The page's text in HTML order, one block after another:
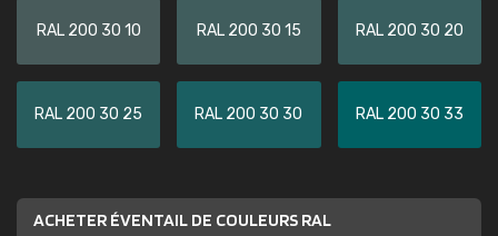
RAL 200 30 10 RAL 200 30 15 RAL 200 30 20
RAL 200 30 25 RAL 200 30 30 RAL 200 30 33
ACHETER ÉVENTAIL DE COULEURS RAL